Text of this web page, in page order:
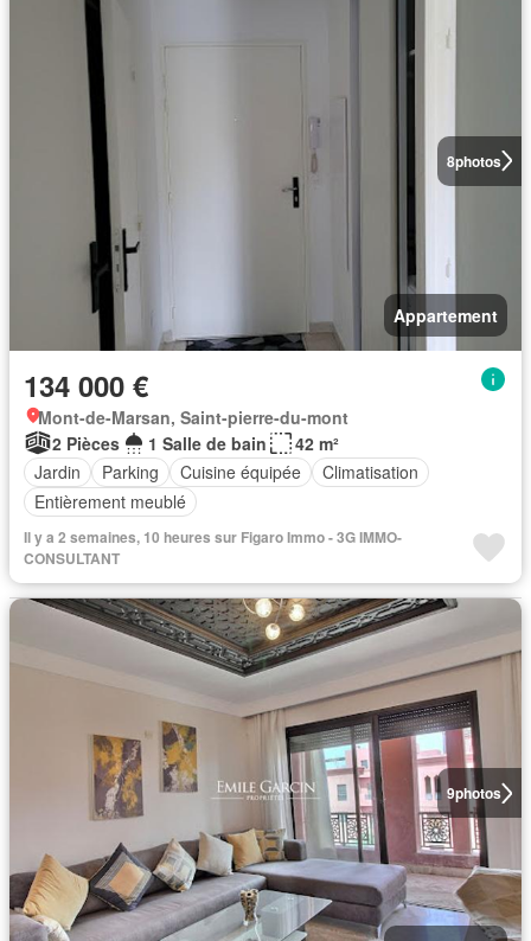
8photos
Appartement
134 000 €
Mont-de-Marsan, Saint-pierre-du-mont
2 Pièces
1 Salle de bain
42 m²
Jardin
Parking Cuisine équipée
Climatisation
Entièrement meublé
Il y a 2 semaines, 10 heures sur Figaro Immo - 3G IMMO-
CONSULTANT
9photos